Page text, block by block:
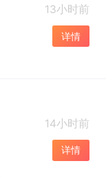
13小时前
详情
14小时前
详情